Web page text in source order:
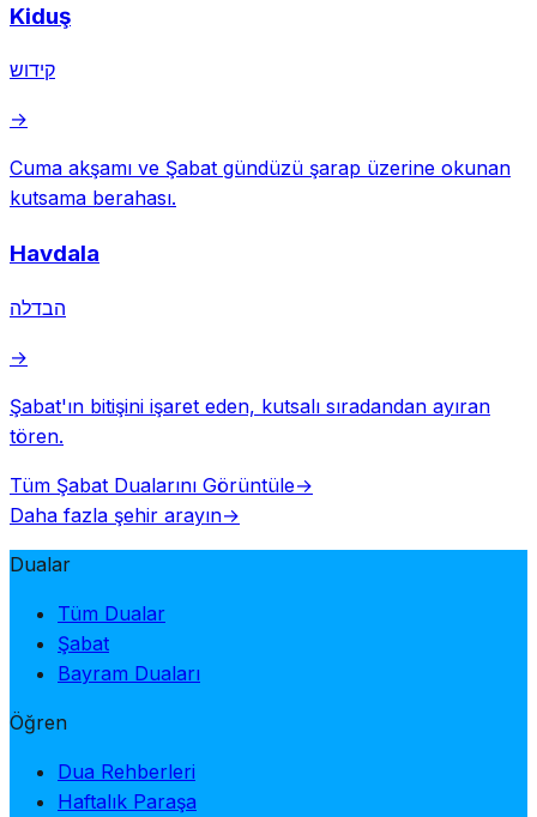
Kiduş
קידוש
→
Cuma akşamı ve Şabat gündüzü şarap üzerine okunan
kutsama berahası.
Havdala
הבדלה
→
Şabat'ın bitişini işaret eden, kutsalı sıradandan ayıran
tören.
Tüm Şabat Dualarını Görüntüle→
Daha fazla şehir arayın→
Dualar
Tüm Dualar
Şabat
Bayram Duaları
Öğren
Dua Rehberleri
Haftalık Paraşa